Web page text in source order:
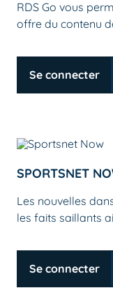
RDS Go vous
offre du contenu
Se connecter
SPORTSNET
Les nouvelles
les faits saillants
Se connecter